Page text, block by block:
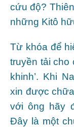
cứu độ?
những Kitô
Từ khóa để
truyền tải cho
khinh’. Khi
xin được
với ông hãy
Đây là một